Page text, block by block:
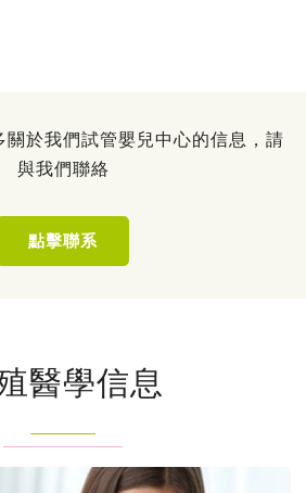
關於我們試管嬰兒中心的信息，請
與我們聯絡
點擊聯系
醫學信息